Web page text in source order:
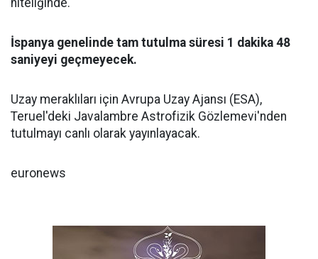
niteliğinde.
İspanya genelinde tam tutulma süresi 1 dakika 48
saniyeyi geçmeyecek.
Uzay meraklıları için Avrupa Uzay Ajansı (ESA),
Teruel'deki Javalambre Astrofizik Gözlemevi'nden
tutulmayı canlı olarak yayınlayacak.
euronews